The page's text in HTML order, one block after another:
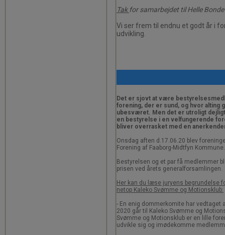
Tak for samarbejdet til Helle
Vi ser frem til endnu et godt år i
udvikling.
Det er sjovt at være
forening, der er sund, og hvor alting
ubesværet. Men det er utroligt
en bestyrelse i en velfungerende
bliver overrasket med en
Onsdag aften d.17.06.20 blev
Forening af Faaborg-Midtfyn Kommune.
Bestyrelsen og et par få medlemmer
prisen ved årets generalforsamlingen.
Her kan du læse juryens begrundelse
netop Kaleko Svømme og Motionsklub:
- En enig dommerkomite har vedtaget
2020 går til Kaleko Svømme og
Svømme og Motionsklub er en lille
udvikle sig og imødekomme